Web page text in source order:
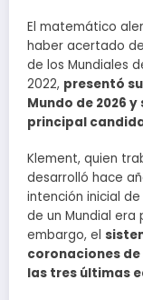
El matemático
haber acertado
de los Mundiales
2022, presentó
Mundo de 2026
principal
Klement, quien
desarrolló hace
intención inicial
de un Mundial era
embargo, el
coronaciones
las tres últimas